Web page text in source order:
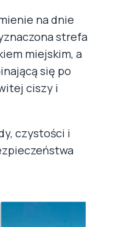
na dnie
strefa
miejskim, a
się po
ciszy i
czystości i